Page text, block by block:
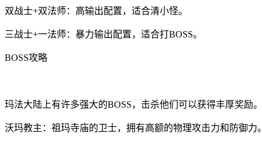
双战士+双法师：高输出配置，适合清小怪。
三战士+一法师：暴力输出配置，适合打BOSS。
BOSS攻略
玛法大陆上有许多强大的BOSS，击杀他们可以获得丰厚奖励。
沃玛教主：祖玛寺庙的卫士，拥有高额的物理攻击力和防御力